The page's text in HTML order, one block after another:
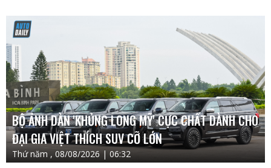
BỘ ẢNH DÀN 'KHỦNG LONG MỸ' CỰC CHẤT DÀNH CHO
ĐẠI GIA VIỆT THÍCH SUV CỠ LỚN
Thứ năm , 08/08/2026 | 06:32